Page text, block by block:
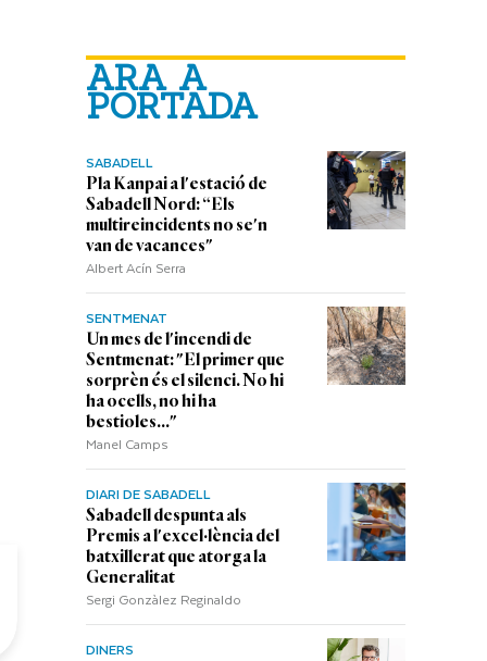
ARA A
PORTADA
SABADELL
Pla Kanpai a l'estació de
Sabadell Nord: “Els
multireincidents no se'n
van de vacances"
Albert Acín Serra
SENTMENAT
Un mes de l'incendi de
Sentmenat: "El primer que
sorprèn és el silenci. No hi
ha ocells, no hi ha
bestioles..."
Manel Camps
DIARI DE SABADELL
Sabadell despunta als
Premis a l'excel·lència del
batxillerat que atorga la
Generalitat
Sergi Gonzàlez Reginaldo
DINERS